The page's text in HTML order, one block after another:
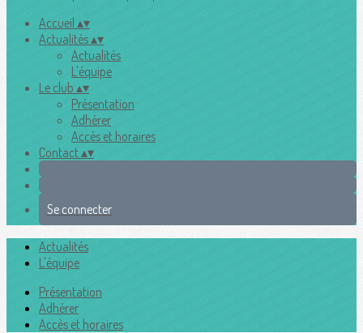
Accueil ▴▾
Actualités▴▾
Actualités
L'équipe
Le club ▴▾
Présentation
Adhérer
Accès et horaires
Contact▴▾
Se connecter
Actualités
L'équipe
Présentation
Adhérer
Accès et horaires